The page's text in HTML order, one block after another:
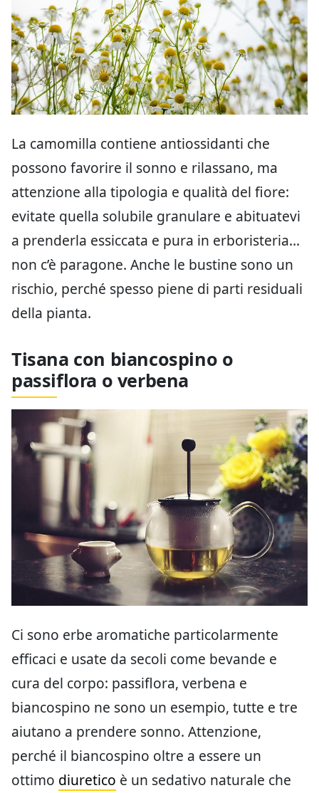
La camomilla contiene antiossidanti che
possono favorire il sonno e rilassano, ma
attenzione alla tipologia e qualità del fiore:
evitate quella solubile granulare e abituatevi
a prenderla essiccata e pura in erboristeria…
non c’è paragone. Anche le bustine sono un
rischio, perché spesso piene di parti residuali
della pianta.
Tisana con biancospino o
passiflora o verbena
Ci sono erbe aromatiche particolarmente
efficaci e usate da secoli come bevande e
cura del corpo: passiflora, verbena e
biancospino ne sono un esempio, tutte e tre
aiutano a prendere sonno. Attenzione,
perché il biancospino oltre a essere un
ottimo diuretico è un sedativo naturale che